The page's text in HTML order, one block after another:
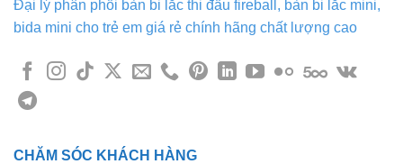
chọn
thể
trang
Đại lý phân phối bàn bi lắc thi đấu fireball, bàn bi lắc mini,
bida mini cho trẻ em giá rẻ chính hãng chất lượng cao
CHĂM SÓC KHÁCH HÀNG